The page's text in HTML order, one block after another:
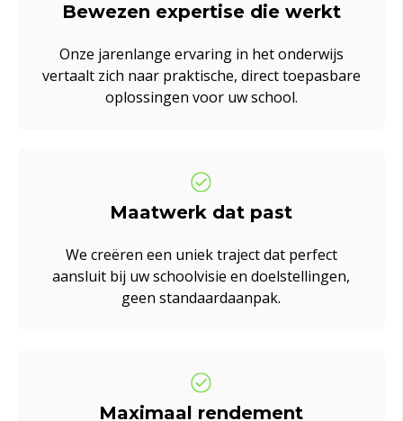
Bewezen expertise die werkt
Onze jarenlange ervaring in het onderwijs
vertaalt zich naar praktische, direct toepasbare
oplossingen voor uw school.
Maatwerk dat past
We creëren een uniek traject dat perfect
aansluit bij uw schoolvisie en doelstellingen,
geen standaardaanpak.
Maximaal rendement